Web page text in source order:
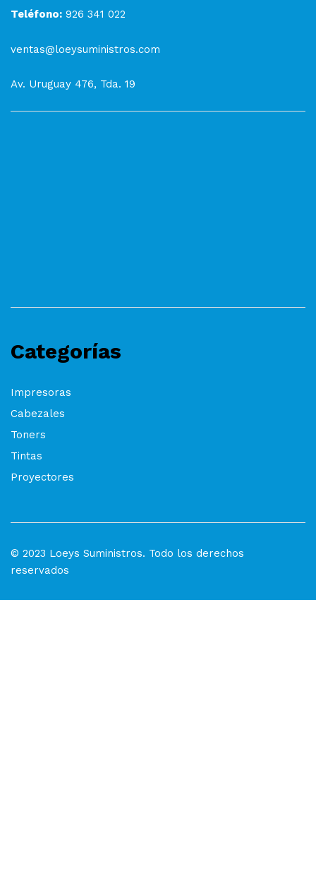
Teléfono: 926 341 022
ventas@loeysuministros.com
Av. Uruguay 476, Tda. 19
Categorías
Impresoras
Cabezales
Toners
Tintas
Proyectores
© 2023 Loeys Suministros. Todo los derechos
reservados